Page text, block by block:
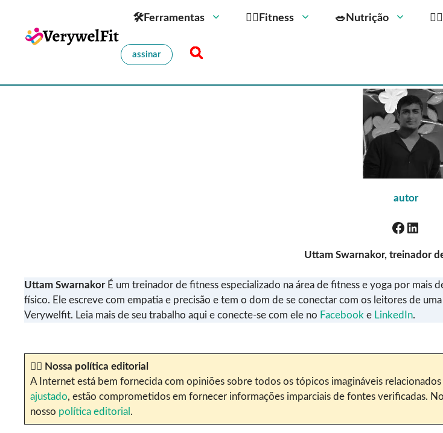
🛠Ferramentas 🏋️‍♀️Fitness 🥗Nutrição
assinar
autor
Uttam Swarnakor, treinador
Uttam SwarnakorÉ um treinador de fitness especializado na área de fitness e yoga por mais
físico. Ele escreve com empatia e precisão e tem o dom de se conectar com os leitores de
Verywelfit. Leia mais de seu trabalho aqui e conecte-se com ele no Facebook e LinkedIn.
✍🏼 Nossa política editorial
A Internet está bem fornecida com opiniões sobre todos os tópicos imagináveis
ajustado, estão comprometidos em fornecer informações imparciais de fontes verificadas.
nosso política editorial .